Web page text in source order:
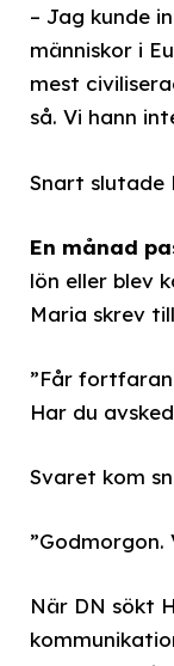
– Jag kunde
människor i
mest
så. Vi hann
Snart slutade
En månad
lön eller blev
Maria skrev
”Får
Har du
Svaret kom
”Godmorgon.
När DN sökt